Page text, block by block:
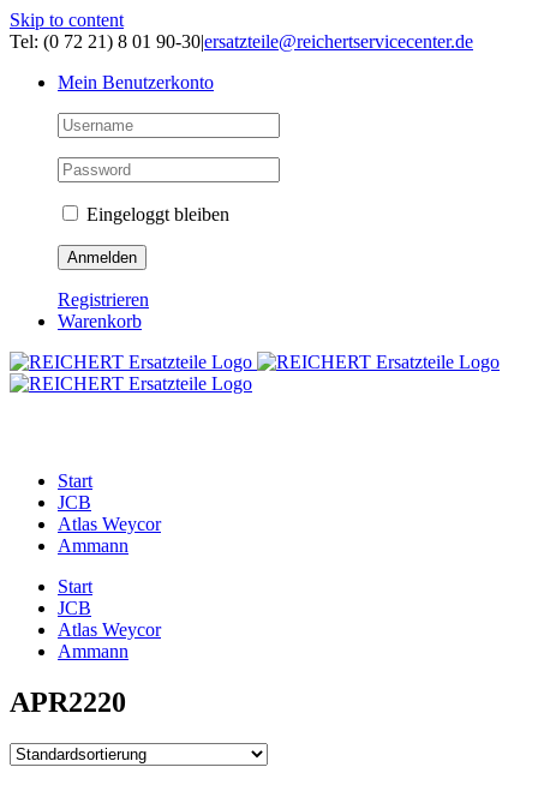
Skip to content
Tel: (0 72 21) 8 01 90-30|ersatzteile@reichertservicecenter.de
Mein Benutzerkonto
Eingeloggt bleiben
Registrieren
Warenkorb
Start
JCB
Atlas Weycor
Ammann
Start
JCB
Atlas Weycor
Ammann
APR2220